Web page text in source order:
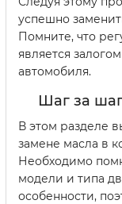
успешно
Помните, что
является
автомобиля.
Шаг за
В этом разделе
замене масла в
Необходимо
модели и типа
особенности,